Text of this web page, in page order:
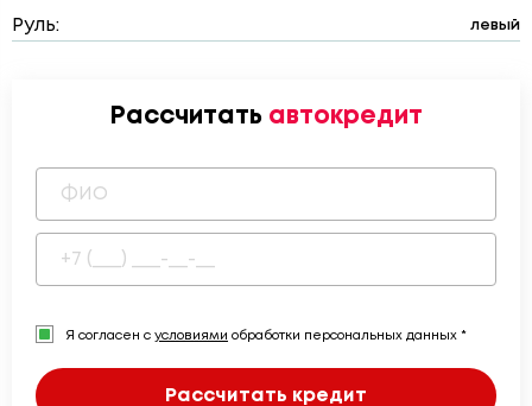
Руль: левый
Рассчитать автокредит
Я согласен с условиями обработки персональных данных *
Рассчитать кредит